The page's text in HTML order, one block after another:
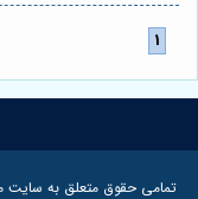
تمامی حقوق متعلق به سایت